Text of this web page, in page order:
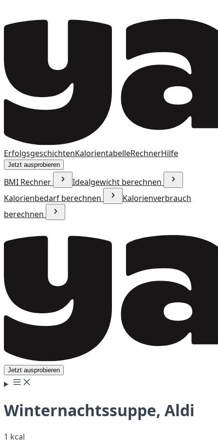
ErfolgsgeschichtenKalorientabelleRechnerHilfe
Jetzt ausprobieren
BMI Rechner
Idealgewicht berechnen
Kalorienbedarf berechnen
Kalorienverbrauch
berechnen
Jetzt ausprobieren
Winternachtssuppe, Aldi
1 kcal